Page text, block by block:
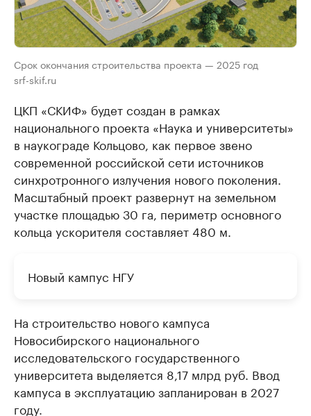
Срок окончания строительства проекта — 2025 год
srf-skif.ru
ЦКП «СКИФ» будет создан в рамках
национального проекта «Наука и университеты»
в наукограде Кольцово, как первое звено
современной российской сети источников
синхротронного излучения нового поколения.
Масштабный проект развернут на земельном
участке площадью 30 га, периметр основного
кольца ускорителя составляет 480 м.
Новый кампус НГУ
На строительство нового кампуса
Новосибирского национального
исследовательского государственного
университета выделяется 8,17 млрд руб. Ввод
кампуса в эксплуатацию запланирован в 2027
году.